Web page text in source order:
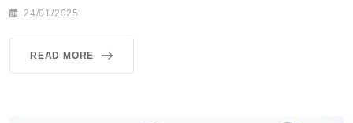
24/01/2025
READ MORE